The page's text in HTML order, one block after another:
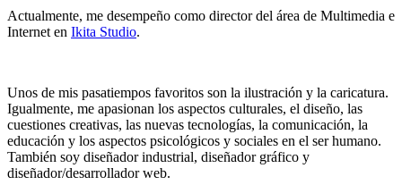
Actualmente, me desempeño como director del área de Multimedia e
Internet en Ikita Studio.
Unos de mis pasatiempos favoritos son la ilustración y la caricatura.
Igualmente, me apasionan los aspectos culturales, el diseño, las
cuestiones creativas, las nuevas tecnologías, la comunicación, la
educación y los aspectos psicológicos y sociales en el ser humano.
También soy diseñador industrial, diseñador gráfico y
diseñador/desarrollador web.